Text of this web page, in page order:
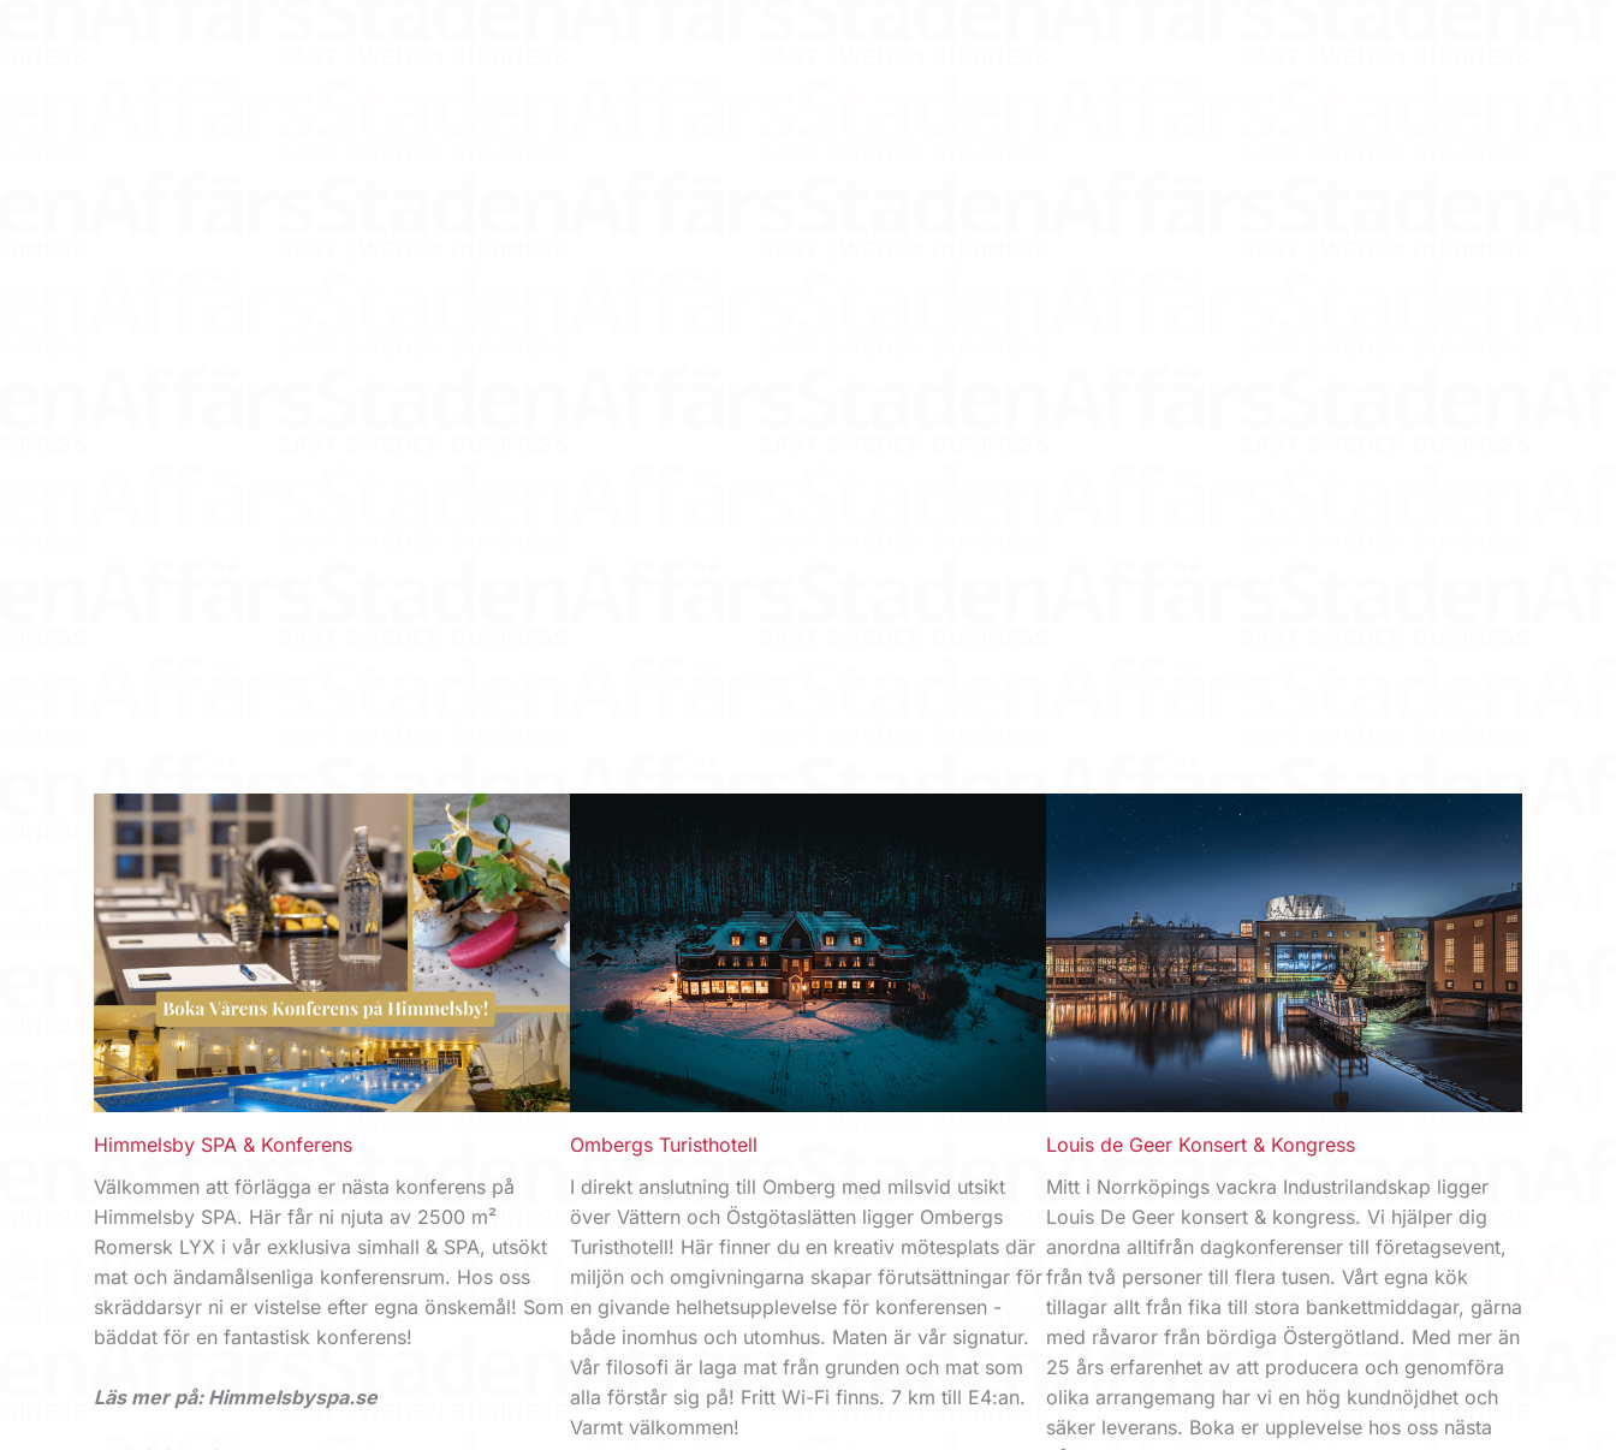
Himmelsby SPA & Konferens
Välkommen att förlägga er nästa konferens på
Himmelsby SPA. Här får ni njuta av 2500 m²
Romersk LYX i vår exkl­usiva simhall & SPA, utsökt
mat och ändamålsenliga konferensrum. Hos oss
skräddarsyr ni er vistelse efter egna önskemål! Som
bäddat för en fantastisk konferens!
Läs mer på: Himmelsbyspa.se
Ombergs Turisthotell
I direkt anslutning till Omberg med milsvid utsikt
över Vättern och Östgötaslätten ligger Ombergs
Turisthotell! Här finner du en kreativ mötesplats där
miljön och omgivningarna skapar förutsättningar för
en givande helhetsupplevelse för konferensen -
både inomhus och utomhus. Maten är vår signatur.
Vår filosofi är laga mat från grunden och mat som
alla förstår sig på! Fritt Wi-Fi finns. 7 km till E4:an.
Varmt välkommen!
Louis de Geer Konsert & Kongress
Mitt i Norrköpings vackra Industrilandskap ligger
Louis De Geer konsert & kongress. Vi hjälper dig
anordna alltifrån dagkonferenser till företagsevent,
från två personer till flera tusen. Vårt egna kök
tillagar allt från fika till stora bankettmiddagar, gärna
med råvaror från bördiga Östergötland. Med mer än
25 års erfarenhet av att producera och genomföra
olika arrangemang har vi en hög kundnöjdhet och
säker leverans. Boka er upplevelse hos oss nästa